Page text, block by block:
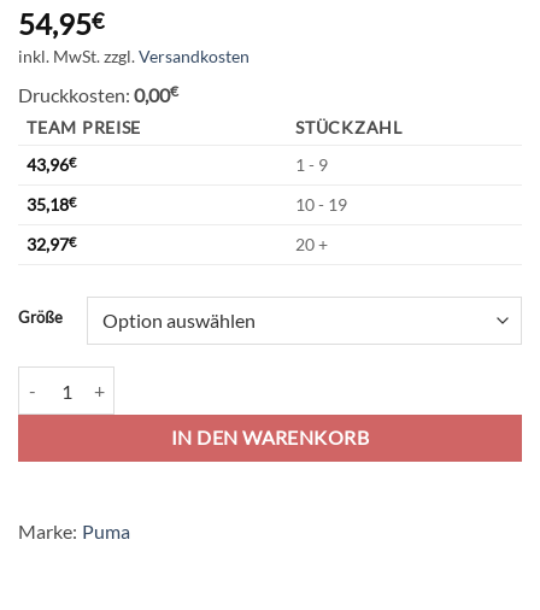
54,95€
inkl. MwSt.zzgl.Versandkosten
Druckkosten: 0,00€
TEAM PREISE
STÜCKZAHL
43,96€
1 - 9
35,18€
10 - 19
32,97€ 20 +
Größe
IN DEN WARENKORB
Alternative:
Marke: Puma